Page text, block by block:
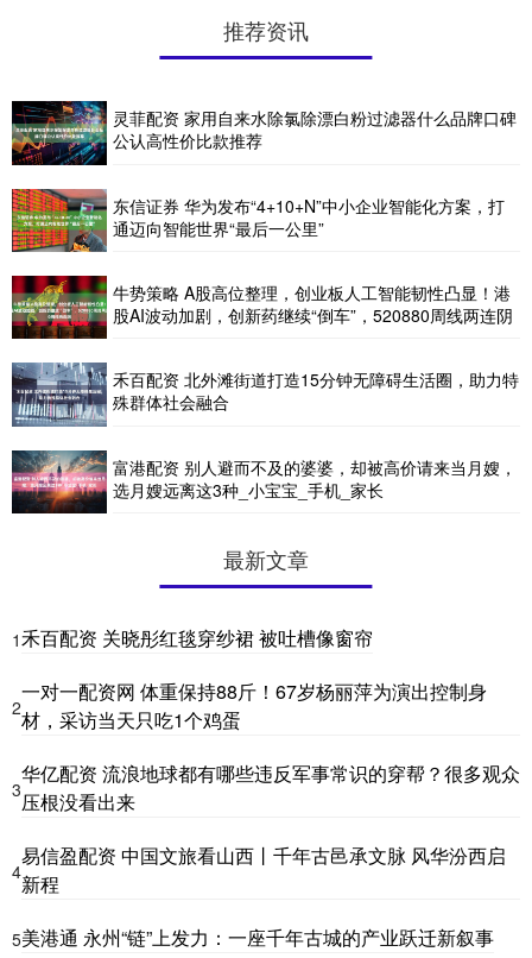
推荐资讯
灵菲配资 家用自来水除氯除漂白粉过滤器什么品牌口碑
公认高性价比款推荐
东信证券 华为发布“4+10+N”中小企业智能化方案，打
通迈向智能世界“最后一公里”
牛势策略 A股高位整理，创业板人工智能韧性凸显！港
股AI波动加剧，创新药继续“倒车”，520880周线两连阴
禾百配资 北外滩街道打造15分钟无障碍生活圈，助力特
殊群体社会融合
富港配资 别人避而不及的婆婆，却被高价请来当月嫂，
选月嫂远离这3种_小宝宝_手机_家长
最新文章
1禾百配资 关晓彤红毯穿纱裙 被吐槽像窗帘
2
一对一配资网 体重保持88斤！67岁杨丽萍为演出控制身
材，采访当天只吃1个鸡蛋
3
华亿配资 流浪地球都有哪些违反军事常识的穿帮？很多观众
压根没看出来
4
易信盈配资 中国文旅看山西丨千年古邑承文脉 风华汾西启
新程
5美港通 永州“链”上发力：一座千年古城的产业跃迁新叙事